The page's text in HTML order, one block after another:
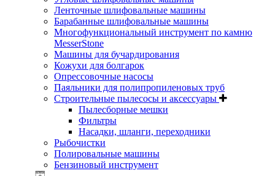
Ленточные шлифовальные машины
Барабанные шлифовальные машины
Многофункциональный инструмент по камню
MesserStone
Машины для бучардирования
Кожухи для болгарок
Опрессовочные насосы
Паяльники для полипропиленовых труб
Строительные пылесосы и аксессуары
Пылесборные мешки
Фильтры
Насадки, шланги, переходники
Рыбочистки
Полировальные машины
Бензиновый инструмент